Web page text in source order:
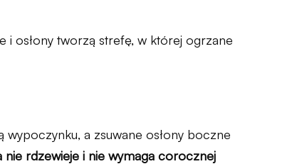
i osłony tworzą strefę, w której ogrzane
a zsuwane osłony boczne
rdzewieje i nie wymaga corocznej